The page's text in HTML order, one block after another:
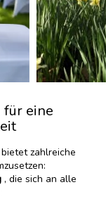
für eine
zahlreiche
, die sich an alle